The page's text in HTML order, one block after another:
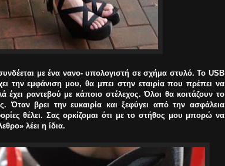
με ένα νανο- υπολογιστή σε σχήμα στυλό. Το USB
την εμφάνιση μου, θα μπει στην εταιρία που πρέπει να
ραντεβού με κάποιο στέλεχος. Όλοι θα κοιτάζουν το
Όταν βρει την ευκαιρία και ξεφύγει από την ασφάλεια
θέλει. Σας ορκίζομαι ότι με το στήθος μου μπορώ να
λέει η ίδια.